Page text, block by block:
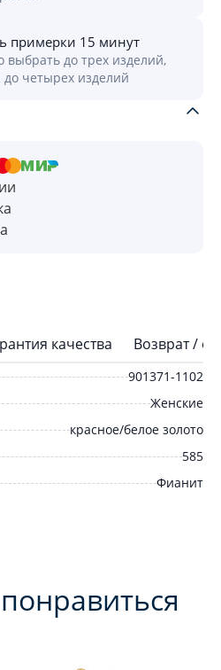
примерки 15 минут
до трех изделий,
четырех изделий
качества Возврат /
901371-1102
Женские
красное/белое золото
585
Фианит